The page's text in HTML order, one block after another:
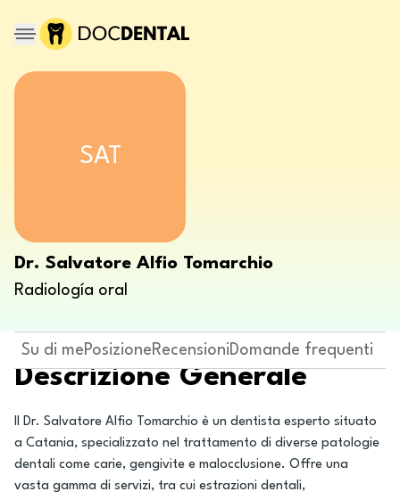
SAT
Dr. Salvatore Alfio Tomarchio
Radiología oral
Su di mePosizioneRecensioniDomande frequenti
Descrizione Generale
Il Dr. Salvatore Alfio Tomarchio è un dentista esperto situato
a Catania, specializzato nel trattamento di diverse patologie
dentali come carie, gengivite e malocclusione. Offre una
vasta gamma di servizi, tra cui estrazioni dentali,